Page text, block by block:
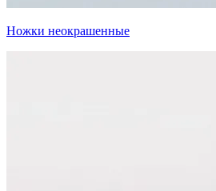
Ножки неокрашенные